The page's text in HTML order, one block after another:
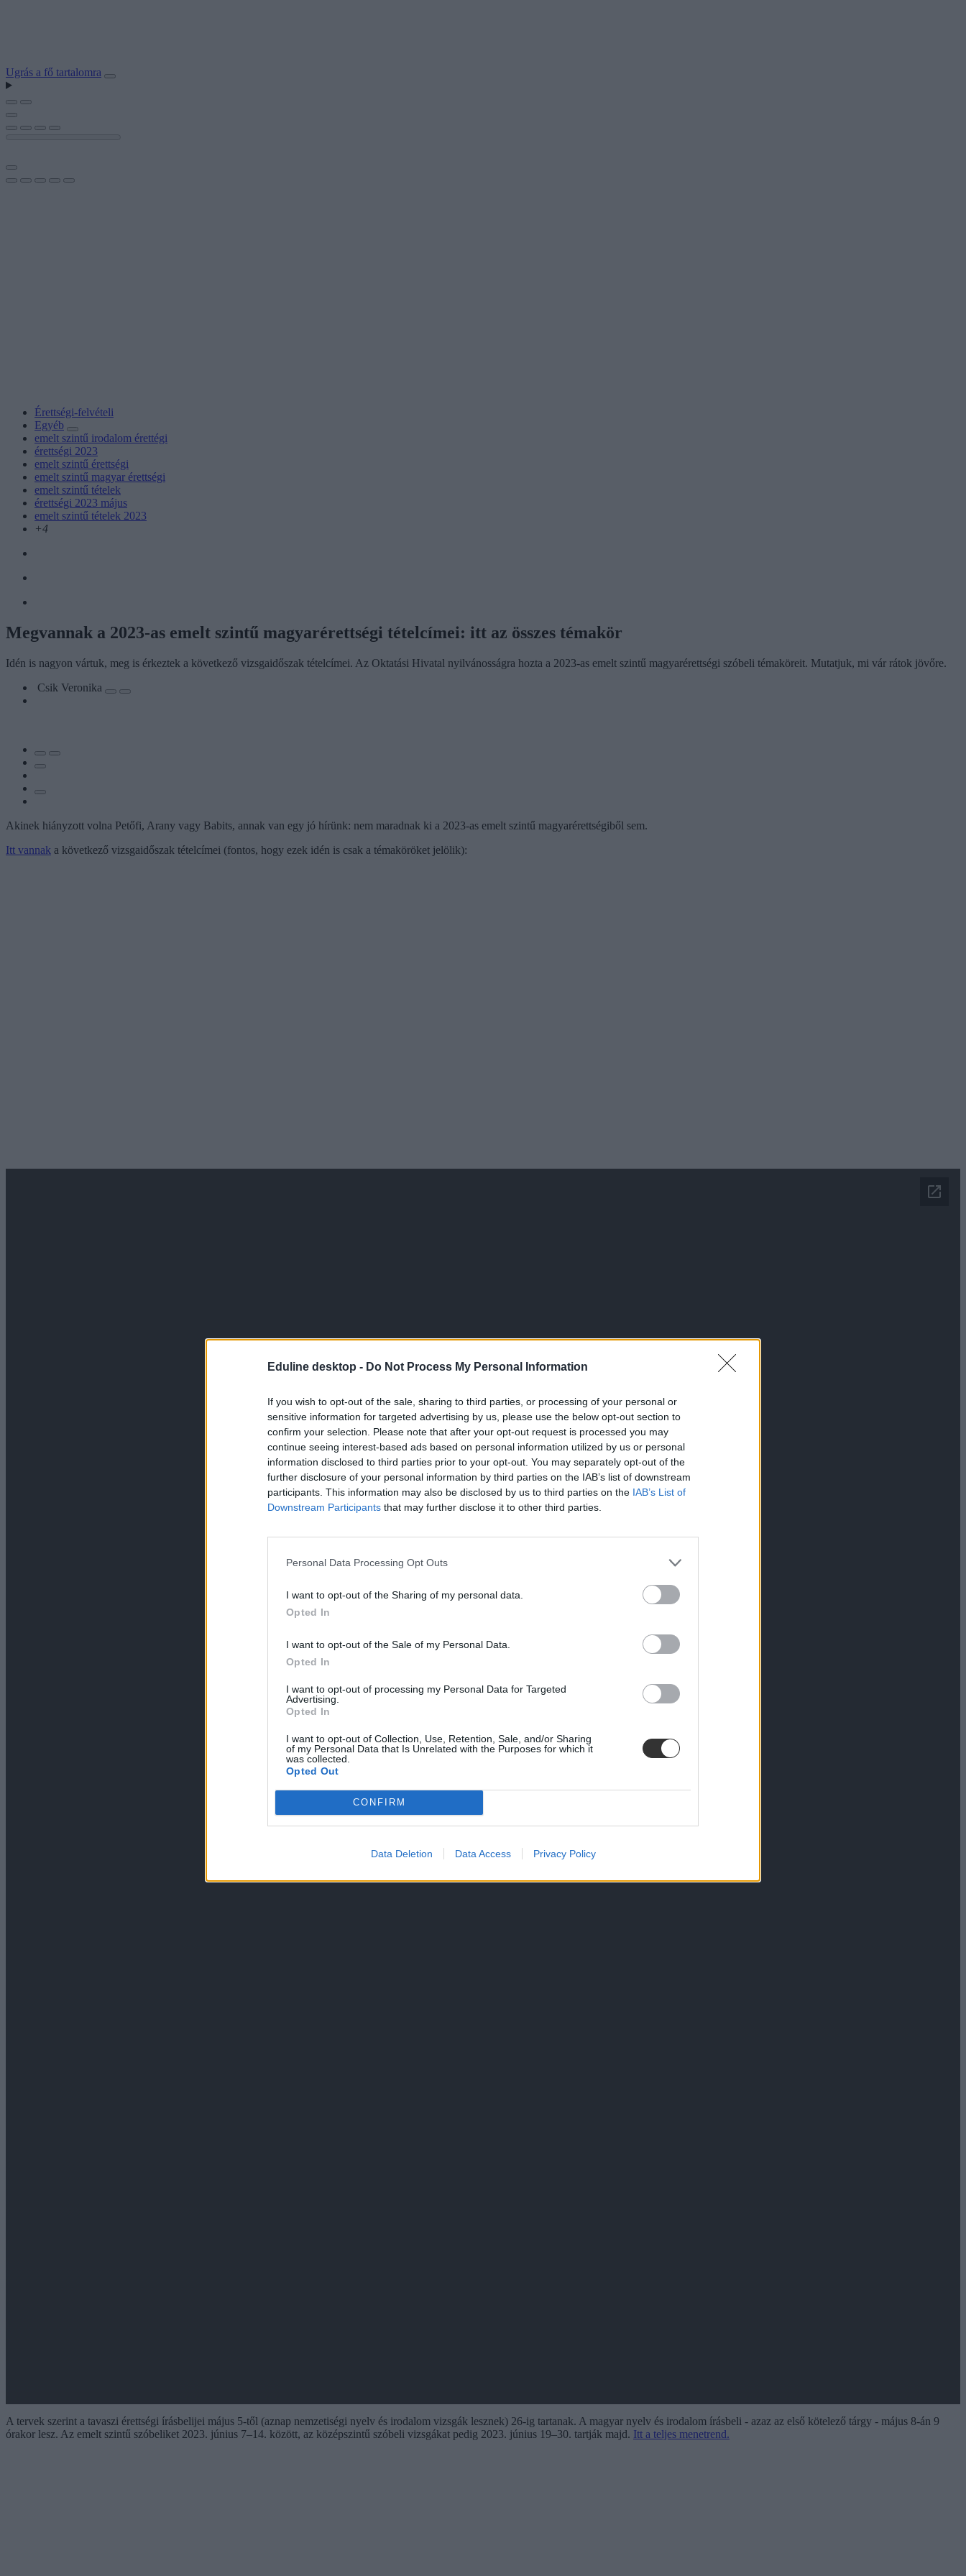
Eduline desktop - Do Not Process My Personal Information
If you wish to opt-out of the sale, sharing to third parties, or processing of your personal or
sensitive information for targeted advertising by us, please use the below opt-out section to
confirm your selection. Please note that after your opt-out request is processed you may
continue seeing interest-based ads based on personal information utilized by us or personal
information disclosed to third parties prior to your opt-out. You may separately opt-out of the
further disclosure of your personal information by third parties on the IAB’s list of downstream
participants. This information may also be disclosed by us to third parties on the IAB’s List of
Downstream Participants that may further disclose it to other third parties.
Personal Data Processing Opt Outs
I want to opt-out of the Sharing of my personal data.
Opted In
I want to opt-out of the Sale of my Personal Data.
Opted In
I want to opt-out of processing my Personal Data for Targeted
Advertising.
Opted In
I want to opt-out of Collection, Use, Retention, Sale, and/or Sharing
of my Personal Data that Is Unrelated with the Purposes for which it
was collected.
Opted Out
CONFIRM
Data Deletion Data Access Privacy Policy
Ugrás a fő tartalomra
Érettségi-felvételi
Egyéb
emelt szintű irodalom érettégi
érettségi 2023
emelt szintű érettségi
emelt szintű magyar érettségi
emelt szintű tételek
érettségi 2023 május
emelt szintű tételek 2023
+4
Megvannak a 2023-as emelt szintű magyarérettségi tételcímei: itt az összes témakör
Idén is nagyon vártuk, meg is érkeztek a következő vizsgaidőszak tételcímei. Az Oktatási Hivatal nyilvánosságra hozta a 2023-as emelt szintű magyarérettségi szóbeli témaköreit. Mutatjuk, mi vár rátok jövőre.
Csik Veronika
Akinek hiányzott volna Petőfi, Arany vagy Babits, annak van egy jó hírünk: nem maradnak ki a 2023-as emelt szintű magyarérettségiből sem.
Itt vannak a következő vizsgaidőszak tételcímei (fontos, hogy ezek idén is csak a témaköröket jelölik):
A tervek szerint a tavaszi érettségi írásbelijei május 5-től (aznap nemzetiségi nyelv és irodalom vizsgák lesznek) 26-ig tartanak. A magyar nyelv és irodalom írásbeli - azaz az első kötelező tárgy - május 8-án 9
órakor lesz. Az emelt szintű szóbeliket 2023. június 7–14. között, az középszintű szóbeli vizsgákat pedig 2023. június 19–30. tartják majd. Itt a teljes menetrend.